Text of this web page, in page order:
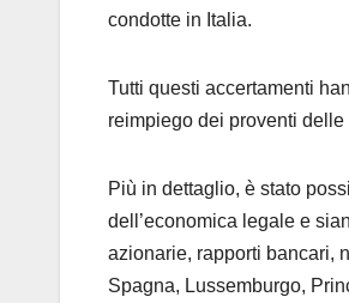
condotte in Italia.
Tutti questi accertamenti
reimpiego dei proventi
Più in dettaglio, è stato
dell’economica legale e
azionarie, rapporti bancari,
Spagna, Lussemburgo,